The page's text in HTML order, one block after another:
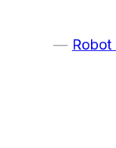
Robot